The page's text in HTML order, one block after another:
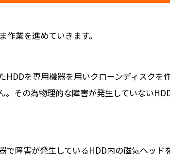
業を進めていきます。
HDDを専用機器を用いクローンディスク
。その為物理的な障害が発生していない
で障害が発生しているHDD内の磁気ヘッ